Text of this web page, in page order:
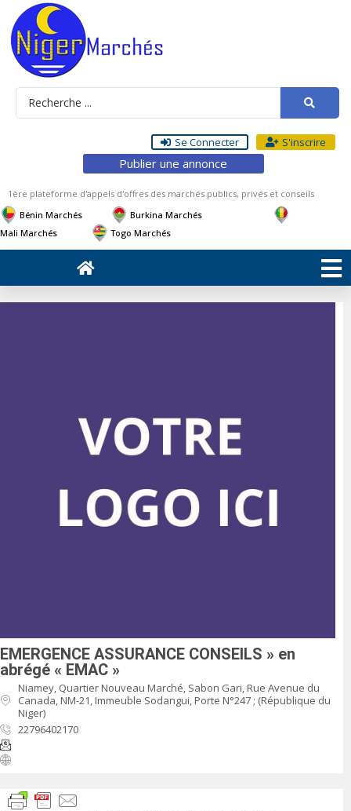
Se Connecter S'inscrire
Publier une annonce
1ère plateforme d'appels d'offres des marchés publics, privés et conseils
Bénin Marchés
Burkina Marchés
Mali Marchés
Togo Marchés
EMERGENCE ASSURANCE CONSEILS » en
abrégé « EMAC »
Niamey, Quartier Nouveau Marché, Sabon Gari, Rue Avenue du
Canada, NM-21, Immeuble Sodangui, Porte N°247 ; (République du
Niger)
22796402170